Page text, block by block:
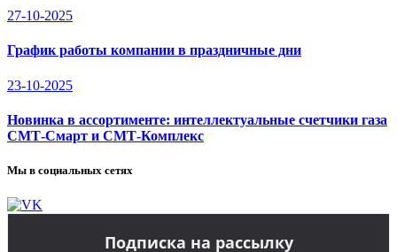
27-10-2025
График работы компании в праздничные дни
23-10-2025
Новинка в ассортименте: интеллектуальные счетчики газа
СМТ-Смарт и СМТ-Комплекс
Мы в социальных сетях
Подписка на рассылку